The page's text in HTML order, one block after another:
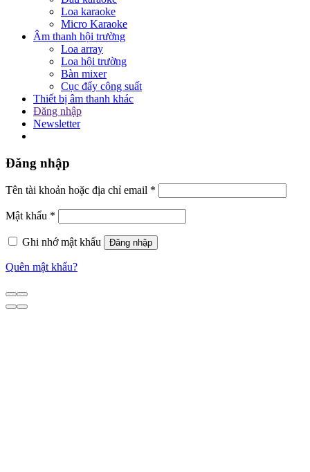
Loa karaoke
Micro Karaoke
Âm thanh hội trường
Loa array
Loa hội trường
Bàn mixer
Cục đẩy công suất
Thiết bị âm thanh khác
Đăng nhập
Newsletter
Đăng nhập
Tên tài khoản hoặc địa chỉ email *
Mật khẩu *
Ghi nhớ mật khẩu Đăng nhập
Quên mật khẩu?